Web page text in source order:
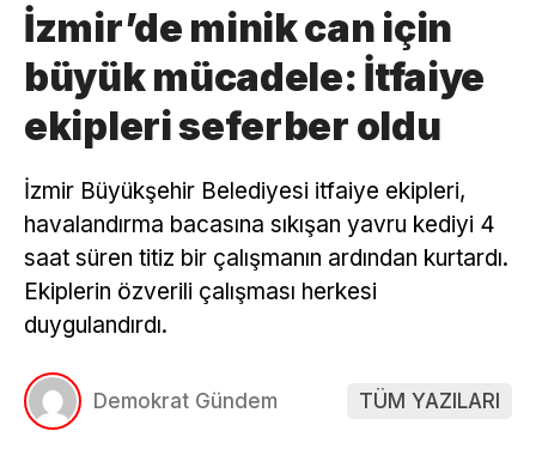
İzmir’de minik can için
büyük mücadele: İtfaiye
ekipleri seferber oldu
İzmir Büyükşehir Belediyesi itfaiye ekipleri,
havalandırma bacasına sıkışan yavru kediyi 4
saat süren titiz bir çalışmanın ardından kurtardı.
Ekiplerin özverili çalışması herkesi
duygulandırdı.
Demokrat Gündem TÜM YAZILARI